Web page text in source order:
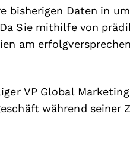
bisherigen Daten in
Sie mithilfe von
am
VP Global
während seiner